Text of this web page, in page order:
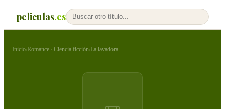
peliculas.es
Inicio›Romance · Ciencia ficción›La lavadora